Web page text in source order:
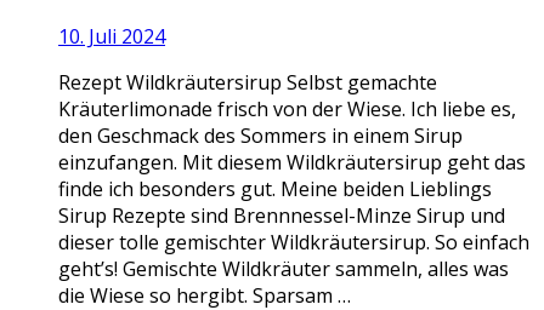
10. Juli 2024
Rezept Wildkräutersirup Selbst gemachte
Kräuterlimonade frisch von der Wiese. Ich liebe es,
den Geschmack des Sommers in einem Sirup
einzufangen. Mit diesem Wildkräutersirup geht das
finde ich besonders gut. Meine beiden Lieblings
Sirup Rezepte sind Brennnessel-Minze Sirup und
dieser tolle gemischter Wildkräutersirup. So einfach
geht’s! Gemischte Wildkräuter sammeln, alles was
die Wiese so hergibt. Sparsam …